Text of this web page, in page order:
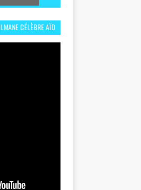
CÉLÈBRE AÏD